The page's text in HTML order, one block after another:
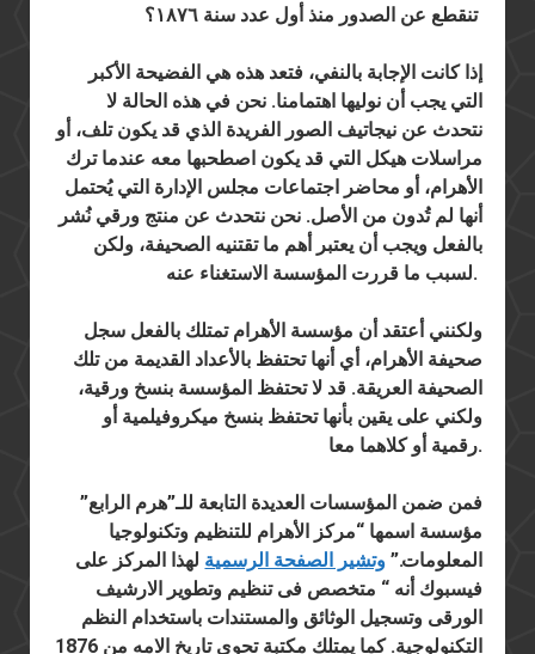
تنقطع عن الصدور منذ أول عدد سنة ١٨٧٦؟
إذا كانت الإجابة بالنفي، فتعد هذه هي الفضيحة الأكبر
التي يجب أن نوليها اهتمامنا. نحن في هذه الحالة لا
نتحدث عن نيجاتيف الصور الفريدة الذي قد يكون تلف، أو
مراسلات هيكل التي قد يكون اصطحبها معه عندما ترك
الأهرام، أو محاضر اجتماعات مجلس الإدارة التي يُحتمل
أنها لم تُدون من الأصل. نحن نتحدث عن منتج ورقي نُشر
بالفعل ويجب أن يعتبر أهم ما تقتنيه الصحيفة، ولكن
لسبب ما قررت المؤسسة الاستغناء عنه.
ولكنني أعتقد أن مؤسسة الأهرام تمتلك بالفعل سجل
صحيفة الأهرام، أي أنها تحتفظ بالأعداد القديمة من تلك
الصحيفة العريقة. قد لا تحتفظ المؤسسة بنسخ ورقية،
ولكني على يقين بأنها تحتفظ بنسخ ميكروفيلمية أو
رقمية أو كلاهما معا.
فمن ضمن المؤسسات العديدة التابعة للـ”هرم الرابع”
مؤسسة اسمها “مركز الأهرام للتنظيم وتكنولوجيا
المعلومات.” وتشير الصفحة الرسمية لهذا المركز على
فيسبوك أنه “ متخصص فى تنظيم وتطوير الارشيف
الورقى وتسجيل الوثائق والمستندات باستخدام النظم
التكنولوجية. كما يمتلك مكتبة تحوى تاريخ الامه من 1876